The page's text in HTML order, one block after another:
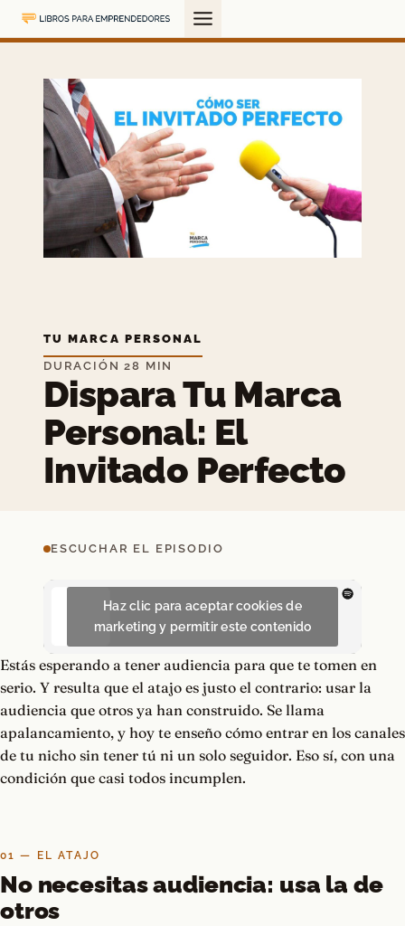
Saltar
al
TU MARCA PERSONAL
DURACIÓN 28 MIN
Dispara Tu Marca
Personal: El
Invitado Perfecto
ESCUCHAR EL EPISODIO
Haz clic para aceptar cookies de
marketing y permitir este contenido
Estás esperando a tener audiencia para que te tomen en
serio. Y resulta que el atajo es justo el contrario: usar la
audiencia que otros ya han construido. Se llama
apalancamiento, y hoy te enseño cómo entrar en los canales
de tu nicho sin tener tú ni un solo seguidor. Eso sí, con una
condición que casi todos incumplen.
01 — EL ATAJO
No necesitas audiencia: usa la de
otros